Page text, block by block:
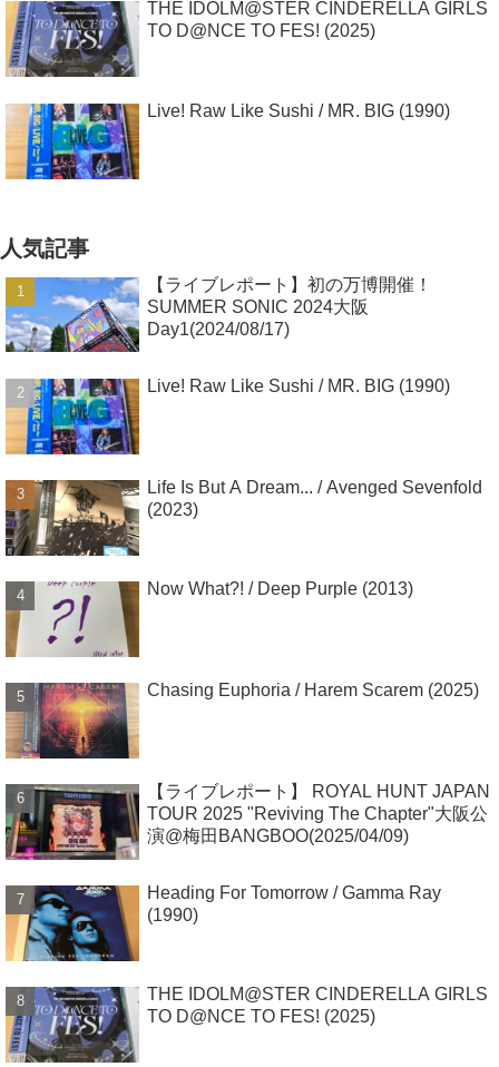
THE IDOLM@STER CINDERELLA GIRLS
TO D@NCE TO FES! (2025)
Live! Raw Like Sushi / MR. BIG (1990)
人気記事
【ライブレポート】初の万博開催！
SUMMER SONIC 2024大阪
Day1(2024/08/17)
Live! Raw Like Sushi / MR. BIG (1990)
Life Is But A Dream... / Avenged Sevenfold
(2023)
Now What?! / Deep Purple (2013)
Chasing Euphoria / Harem Scarem (2025)
【ライブレポート】 ROYAL HUNT JAPAN
TOUR 2025 "Reviving The Chapter"大阪公
演@梅田BANGBOO(2025/04/09)
Heading For Tomorrow / Gamma Ray
(1990)
THE IDOLM@STER CINDERELLA GIRLS
TO D@NCE TO FES! (2025)